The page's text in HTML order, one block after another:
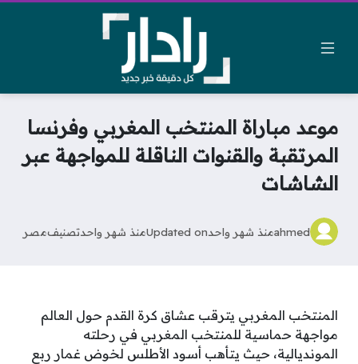
موعد مباراة المنتخب المغربي وفرنسا
المرتقبة والقنوات الناقلة للمواجهة عبر
الشاشات
ahmedمنذ شهر واحدUpdated onمنذ شهر واحدتصنيفمصر
المنتخب المغربي يترقب عشاق كرة القدم حول العالم
مواجهة حماسية للمنتخب المغربي في رحلته
المونديالية، حيث يتأهب أسود الأطلس لخوض غمار ربع